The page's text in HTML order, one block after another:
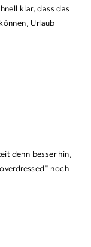
klar, dass das
Urlaub
denn besser hin,
noch